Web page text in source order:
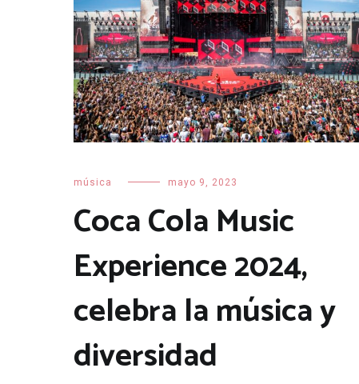
música mayo 9, 2023
Coca Cola Music
Experience 2024,
celebra la música y
diversidad